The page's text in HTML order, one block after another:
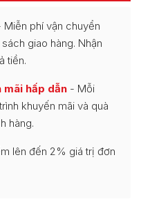
Miễn phí vận chuyển
giao hàng. Nhận
tiền.
mãi hấp dẫn - Mỗi
khuyến mãi và quà
hàng.
lên đến 2% giá trị đơn